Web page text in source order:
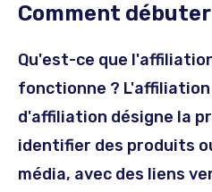
Comment
Qu'est-ce que
fonctionne ?
d'affiliation désigne la
identifier des produits
média, avec des liens